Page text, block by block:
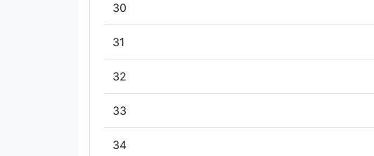
30
31
32
33
34